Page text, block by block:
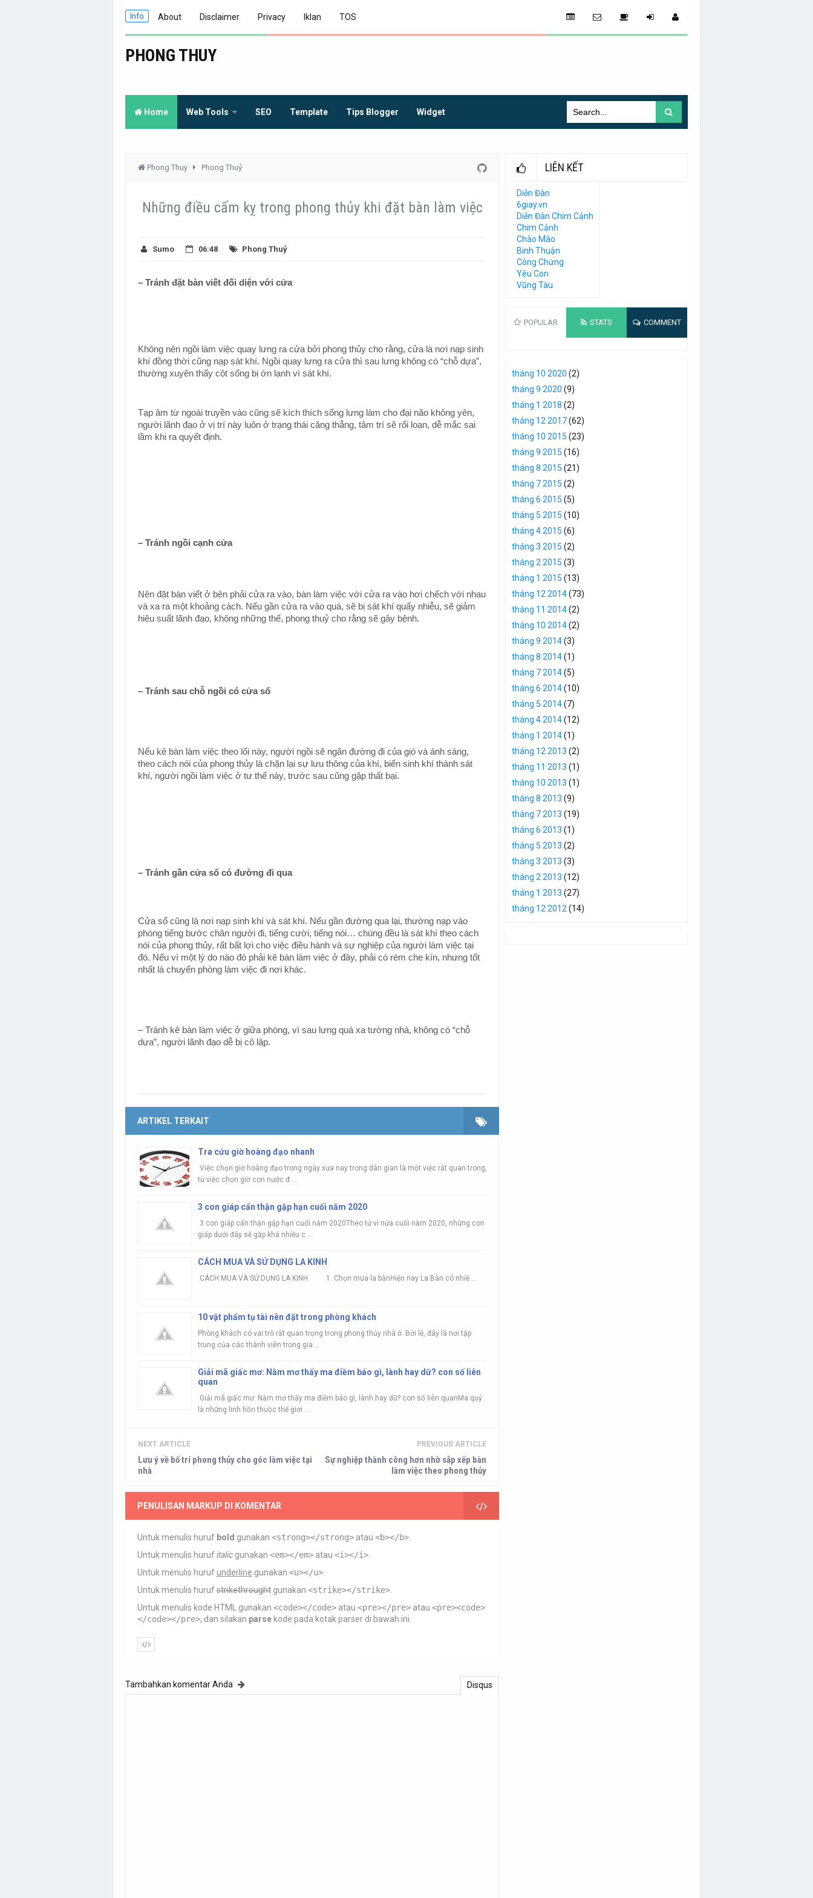
Info About Disclaimer Privacy Iklan TOS
PHONG THUY
Home Web Tools SEO Template Tips Blogger Widget
Phong Thuy Phong Thuỷ
Những điều cấm kỵ trong phong thủy khi đặt bàn làm việc
Sumo 06:48 Phong Thuỷ
– Tránh đặt bàn viết đối diện với cửa
Không nên ngồi làm việc quay lưng ra cửa bởi phong thủy cho rằng, cửa là nơi nạp sinh
khí đồng thời cũng nạp sát khí. Ngồi quay lưng ra cửa thì sau lưng không có “chỗ dựa”,
thường xuyên thấy cột sống bị ớn lạnh vì sát khí.
Tạp âm từ ngoài truyền vào cũng sẽ kích thích sống lưng làm cho đại não không yên,
người lãnh đạo ở vị trí này luôn ở trạng thái căng thẳng, tâm trí sẽ rối loạn, dễ mắc sai
lầm khi ra quyết định.
– Tránh ngồi cạnh cửa
Nên đặt bàn viết ở bên phải cửa ra vào, bàn làm việc với cửa ra vào hơi chếch với nhau
và xa ra một khoảng cách. Nếu gần cửa ra vào quá, sẽ bị sát khí quấy nhiễu, sẽ giảm
hiệu suất lãnh đạo, không những thế, phong thuỷ cho rằng sẽ gây bệnh.
– Tránh sau chỗ ngồi có cửa sổ
Nếu kê bàn làm việc theo lối này, người ngồi sẽ ngăn đường đi của gió và ánh sáng,
theo cách nói của phong thủy là chặn lại sự lưu thông của khí, biến sinh khí thành sát
khí, người ngồi làm việc ở tư thế này, trước sau cũng gặp thất bại.
– Tránh gần cửa sổ có đường đi qua
Cửa sổ cũng là nơi nạp sinh khí và sát khí. Nếu gần đường qua lại, thường nạp vào
phòng tiếng bước chân người đi, tiếng cười, tiếng nói… chúng đều là sát khí theo cách
nói của phong thủy, rất bất lợi cho việc điều hành và sự nghiệp của người làm việc tại
đó. Nếu vì một lý do nào đó phải kê bàn làm việc ở đây, phải có rèm che kín, nhưng tốt
nhất là chuyển phòng làm việc đi nơi khác.
– Tránh kê bàn làm việc ở giữa phòng, vì sau lưng quá xa tường nhà, không có “chỗ
dựa”, người lãnh đạo dễ bị cô lập.
ARTIKEL TERKAIT
Tra cứu giờ hoàng đạo nhanh
Việc chọn giờ hoàng đạo trong ngày xưa nay trong dân gian là một việc rất quan trong,
từ việc chọn giờ con nước đ ...
3 con giáp cẩn thận gặp hạn cuối năm 2020
3 con giáp cẩn thận gặp hạn cuối năm 2020Theo tử vi nửa cuối năm 2020, những con
giáp dưới đây sẽ gặp khá nhiều c ...
CÁCH MUA VÀ SỬ DỤNG LA KINH
CÁCH MUA VÀ SỬ DỤNG LA KINH 1. Chọn mua la bànHiện nay La Bàn có nhiề ...
10 vật phẩm tụ tài nên đặt trong phòng khách
Phòng khách có vai trò rất quan trọng trong phong thủy nhà ở. Bởi lẽ, đây là nơi tập
trung của các thành viên trong gia ...
Giải mã giấc mơ: Nằm mơ thấy ma điềm báo gì, lành hay dữ? con số liên
quan
Giải mã giấc mơ: Nằm mơ thấy ma điềm báo gì, lành hay dữ? con số liên quanMa quỷ
là những linh hồn thuộc thế giới ...
NEXT ARTICLE
Lưu ý về bố trí phong thủy cho góc làm việc tại
nhà
PREVIOUS ARTICLE
Sự nghiệp thành công hơn nhờ sắp xếp bàn
làm việc theo phong thủy
PENULISAN MARKUP DI KOMENTAR
Untuk menulis huruf bold gunakan <strong></strong> atau <b></b>
Untuk menulis hurufitalic gunakan <em></em> atau <i></i>
Untuk menulis hurufunderline gunakan <u></u>
Untuk menulis hurufstrikethrought gunakan <strike></strike>
Untuk menulis kode HTML gunakan <code></code> atau <pre></pre> atau <pre><code>
</code></pre>, dan silakan parse kode pada kotak parser di bawah ini.
Disqus
Tambahkan komentar Anda
LIÊN KẾT
Diễn Đàn
6giay.vn
Diễn Đàn Chim Cảnh
Chim Cảnh
Chào Mào
Binh Thuận
Công Chứng
Yêu Con
Vũng Tàu
POPULAR STATS COMMENT
tháng 10 2020 (2)
tháng 9 2020 (9)
tháng 1 2018 (2)
tháng 12 2017(62)
tháng 10 2015 (23)
tháng 9 2015 (16)
tháng 8 2015 (21)
tháng 7 2015 (2)
tháng 6 2015 (5)
tháng 5 2015 (10)
tháng 4 2015 (6)
tháng 3 2015 (2)
tháng 2 2015 (3)
tháng 1 2015 (13)
tháng 12 2014(73)
tháng 11 2014(2)
tháng 10 2014(2)
tháng 9 2014(3)
tháng 8 2014(1)
tháng 7 2014(5)
tháng 6 2014(10)
tháng 5 2014(7)
tháng 4 2014(12)
tháng 1 2014(1)
tháng 12 2013 (2)
tháng 11 2013 (1)
tháng 10 2013 (1)
tháng 8 2013 (9)
tháng 7 2013 (19)
tháng 6 2013 (1)
tháng 5 2013 (2)
tháng 3 2013 (3)
tháng 2 2013 (12)
tháng 1 2013 (27)
tháng 12 2012 (14)